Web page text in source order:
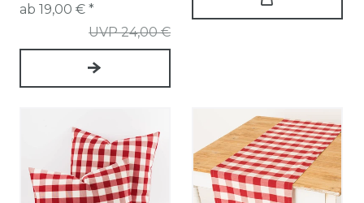
UVP 24,00 €
ab 19,00 € *